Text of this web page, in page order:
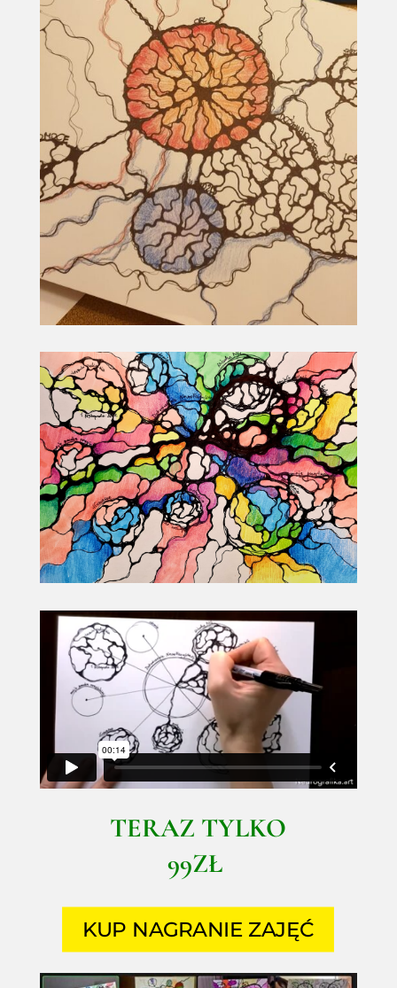
TERAZ TYLKO
99ZŁ
KUP NAGRANIE ZAJĘĆ